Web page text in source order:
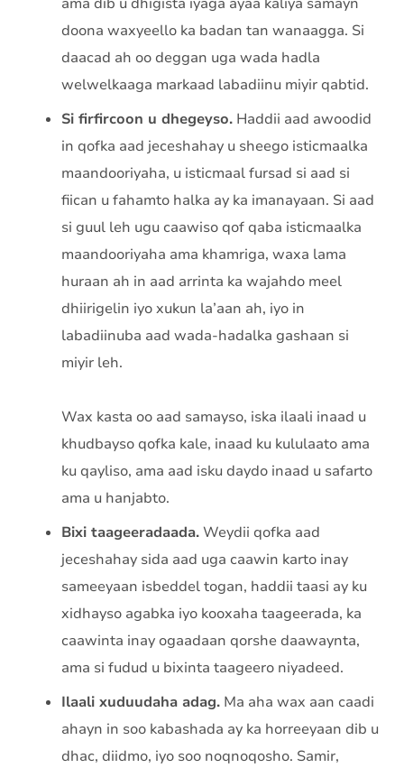
doona waxyeello ka badan tan wanaagga. Si
daacad ah oo deggan uga wada hadla
welwelkaaga markaad labadiinu miyir qabtid.
Si firfircoon u dhegeyso. Haddii aad awoodid
in qofka aad jeceshahay u sheego isticmaalka
maandooriyaha, u isticmaal fursad si aad si
fiican u fahamto halka ay ka imanayaan. Si aad
si guul leh ugu caawiso qof qaba isticmaalka
maandooriyaha ama khamriga, waxa lama
huraan ah in aad arrinta ka wajahdo meel
dhiirigelin iyo xukun la’aan ah, iyo in
labadiinuba aad wada-hadalka gashaan si
miyir leh.
Wax kasta oo aad samayso, iska ilaali inaad u
khudbayso qofka kale, inaad ku kululaato ama
ku qayliso, ama aad isku daydo inaad u safarto
ama u hanjabto.
Bixi taageeradaada. Weydii qofka aad
jeceshahay sida aad uga caawin karto inay
sameeyaan isbeddel togan, haddii taasi ay ku
xidhayso agabka iyo kooxaha taageerada, ka
caawinta inay ogaadaan qorshe daawaynta,
ama si fudud u bixinta taageero niyadeed.
Ilaali xuduudaha adag. Ma aha wax aan caadi
ahayn in soo kabashada ay ka horreeyaan dib u
dhac, diidmo, iyo soo noqnoqosho. Samir,